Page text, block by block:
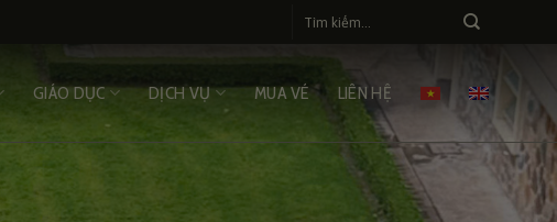
GIÁO DỤC DỊCH VỤ MUA VÉ LIÊN HỆ